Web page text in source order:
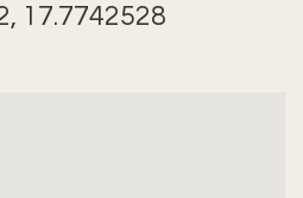
17.7742528